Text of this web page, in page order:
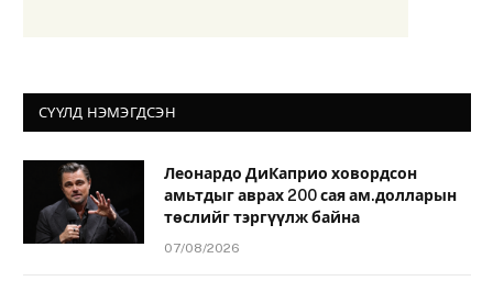
СҮҮЛД НЭМЭГДСЭН
Леонардо ДиКаприо ховордсон
амьтдыг аврах 200 сая ам.долларын
төслийг тэргүүлж байна
07/08/2026